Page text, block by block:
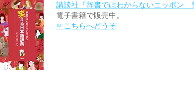
講談社『辞書ではわからないニッポン
電子書籍で販売中。
☞こちらへどうぞ